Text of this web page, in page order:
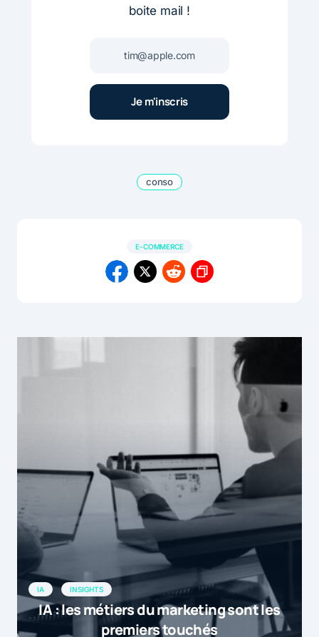
boite mail !
conso
E-COMMERCE
IA INSIGHTS
IA : les métiers du marketing sont les
premiers touchés